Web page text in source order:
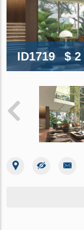
ID1719 $ 2